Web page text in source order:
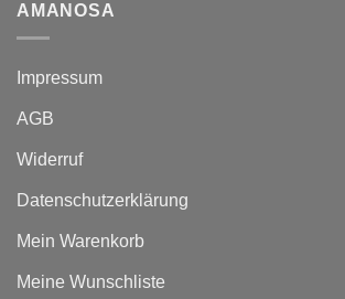
AMANOSA
Impressum
AGB
Widerruf
Datenschutzerklärung
Mein Warenkorb
Meine Wunschliste